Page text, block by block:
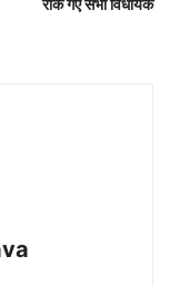
रोके गए सभी विधायक